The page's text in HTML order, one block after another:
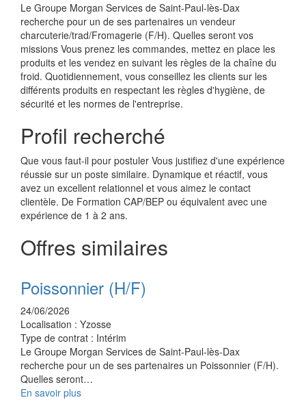
Le Groupe Morgan Services de Saint-Paul-lès-Dax
recherche pour un de ses partenaires un vendeur
charcuterie/trad/Fromagerie (F/H). Quelles seront vos
missions Vous prenez les commandes, mettez en place les
produits et les vendez en suivant les règles de la chaîne du
froid. Quotidiennement, vous conseillez les clients sur les
différents produits en respectant les règles d'hygiène, de
sécurité et les normes de l'entreprise.
Profil recherché
Que vous faut-il pour postuler Vous justifiez d'une expérience
réussie sur un poste similaire. Dynamique et réactif, vous
avez un excellent relationnel et vous aimez le contact
clientèle. De Formation CAP/BEP ou équivalent avec une
expérience de 1 à 2 ans.
Offres similaires
Poissonnier (H/F)
24/06/2026
Localisation : Yzosse
Type de contrat : Intérim
Le Groupe Morgan Services de Saint-Paul-lès-Dax
recherche pour un de ses partenaires un Poissonnier (F/H).
Quelles seront…
En savoir plus